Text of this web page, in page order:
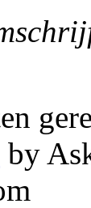
by